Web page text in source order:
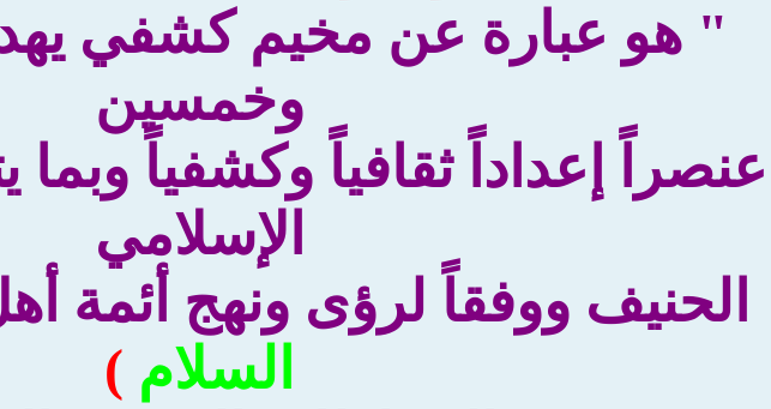
" هو عبارة عن مخيم كشفي
وخمسين
عنصراً إعداداً ثقافياً وكشفياً وبما
الإسلامي
الحنيف ووفقاً لرؤى ونهج أئمة
السلام )